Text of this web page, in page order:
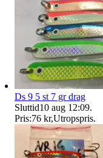
Ds 9 5 st 7 gr drag
Sluttid10 aug 12:09.
Pris:76 kr,Utropspris.